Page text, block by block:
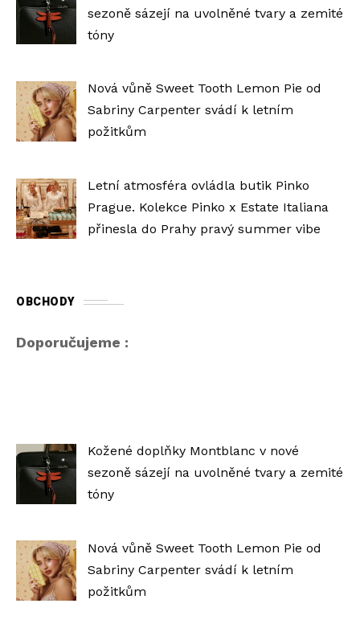
sezoně sázejí na uvolněné tvary a zemité
tóny
Nová vůně Sweet Tooth Lemon Pie od
Sabriny Carpenter svádí k letním
požitkům
Letní atmosféra ovládla butik Pinko
Prague. Kolekce Pinko x Estate Italiana
přinesla do Prahy pravý summer vibe
OBCHODY
Doporučujeme :
Kožené doplňky Montblanc v nové
sezoně sázejí na uvolněné tvary a zemité
tóny
Nová vůně Sweet Tooth Lemon Pie od
Sabriny Carpenter svádí k letním
požitkům